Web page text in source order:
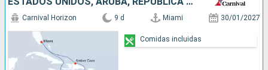
Carnival Horizon 9 d Miami 30/01/2027
Comidas incluidas